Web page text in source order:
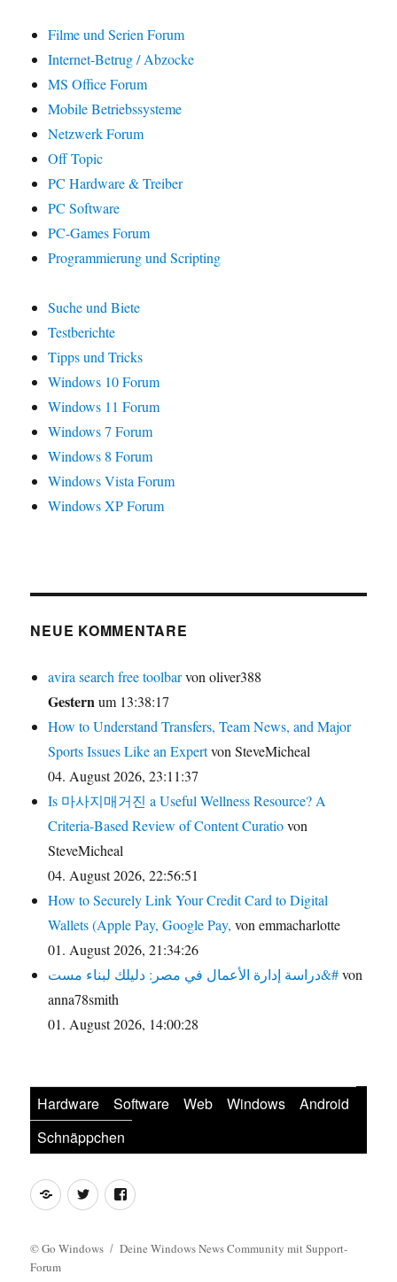
Filme und Serien Forum
Internet-Betrug / Abzocke
MS Office Forum
Mobile Betriebssysteme
Netzwerk Forum
Off Topic
PC Hardware & Treiber
PC Software
PC-Games Forum
Programmierung und Scripting
Suche und Biete
Testberichte
Tipps und Tricks
Windows 10 Forum
Windows 11 Forum
Windows 7 Forum
Windows 8 Forum
Windows Vista Forum
Windows XP Forum
NEUE KOMMENTARE
avira search free toolbarvon oliver388
Gesternum 13:38:17
How to Understand Transfers, Team News, and Major
Sports Issues Like an Expertvon SteveMicheal
04. August 2026, 23:11:37
Is 마사지매거진 a Useful Wellness Resource? A
Criteria-Based Review of Content Curatiovon
SteveMicheal
04. August 2026, 22:56:51
How to Securely Link Your Credit Card to Digital
Wallets (Apple Pay, Google Pay, von emmacharlotte
01. August 2026, 21:34:26
دراسة إدارة الأعمال في مصر: دليلك لبناء مست&#von
anna78smith
01. August 2026, 14:00:28
Hardware Software Web Windows
Android
Schnäppchen
Feed TwitterFacebook
©Go Windows
Deine Windows News Community mit Support-
Forum